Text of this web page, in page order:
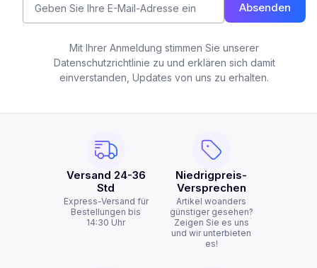
Absenden
Mit Ihrer Anmeldung stimmen Sie unserer
Datenschutzrichtlinie zu und erklären sich damit
einverstanden, Updates von uns zu erhalten.
Versand 24-36
Std
Express-Versand für
Bestellungen bis
14:30 Uhr
Niedrigpreis-
Versprechen
Artikel woanders
günstiger gesehen?
Zeigen Sie es uns
und wir unterbieten
es!